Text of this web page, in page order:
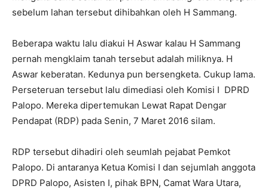
sebelum lahan tersebut dihibahkan oleh H Sammang.
Beberapa waktu lalu diakui H Aswar kalau H Sammang
pernah mengklaim tanah tersebut adalah miliknya. H
Aswar keberatan. Kedunya pun bersengketa. Cukup lama.
Perseteruan tersebut lalu dimediasi oleh Komisi I DPRD
Palopo. Mereka dipertemukan Lewat Rapat Dengar
Pendapat (RDP) pada Senin, 7 Maret 2016 silam.
RDP tersebut dihadiri oleh seumlah pejabat Pemkot
Palopo. Di antaranya Ketua Komisi I dan sejumlah anggota
DPRD Palopo, Asisten I, pihak BPN, Camat Wara Utara,